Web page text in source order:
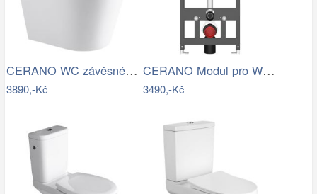
CERANO WC závěsné Carlito, Rimless +…
3890,-Kč
CERANO Modul pro WC závěsné Prime -…
3490,-Kč